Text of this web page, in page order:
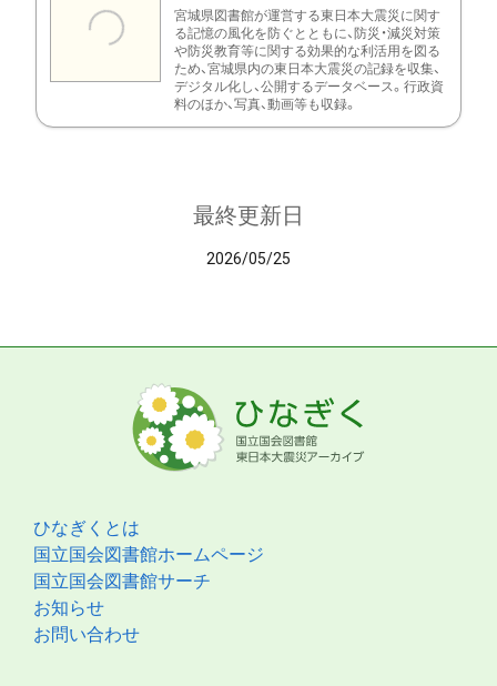
宮城県図書館が運営する東日本大震災に関す
る記憶の風化を防ぐとともに、防災・減災対策
や防災教育等に関する効果的な利活用を図る
ため、宮城県内の東日本大震災の記録を収集、
デジタル化し、公開するデータベース。行政資
料のほか、写真、動画等も収録。
最終更新日
2026/05/25
ひなぎくとは
国立国会図書館ホームページ
国立国会図書館サーチ
お知らせ
お問い合わせ